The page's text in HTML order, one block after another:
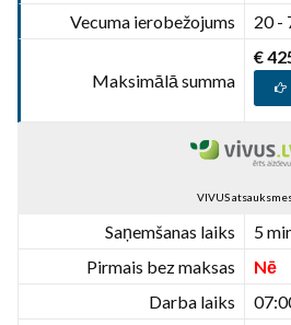
Vecuma ierobežojums
20 -
Maksimālā summa
€
VIVUS
Saņemšanas laiks
5
Pirmais bez maksas
Nē
Darba laiks